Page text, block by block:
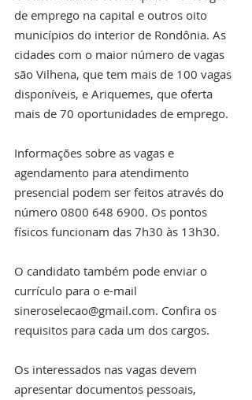
de emprego na capital e outros oito
municípios do interior de Rondônia. As
cidades com o maior número de vagas
são Vilhena, que tem mais de 100 vagas
disponíveis, e Ariquemes, que oferta
mais de 70 oportunidades de emprego.
Informações sobre as vagas e
agendamento para atendimento
presencial podem ser feitos através do
número 0800 648 6900. Os pontos
físicos funcionam das 7h30 às 13h30.
O candidato também pode enviar o
currículo para o e-mail
sineroselecao@gmail.com. Confira os
requisitos para cada um dos cargos.
Os interessados nas vagas devem
apresentar documentos pessoais,